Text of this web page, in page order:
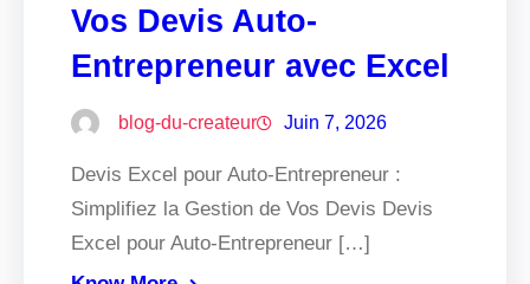
Vos Devis Auto-
Entrepreneur avec Excel
blog-du-createur Juin 7, 2026
Devis Excel pour Auto-Entrepreneur :
Simplifiez la Gestion de Vos Devis Devis
Excel pour Auto-Entrepreneur […]